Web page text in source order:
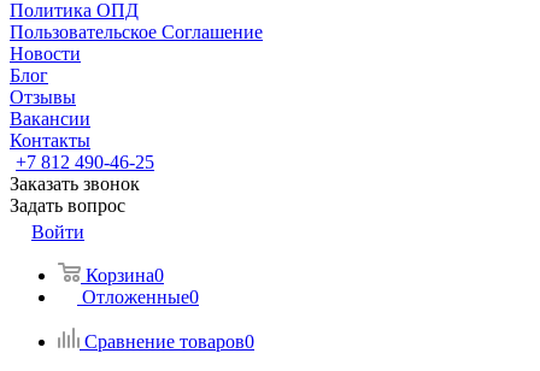
Политика ОПД
Пользовательское Соглашение
Новости
Блог
Отзывы
Вакансии
Контакты
+7 812 490-46-25
Заказать звонок
Задать вопрос
Войти
Корзина0
Отложенные0
Сравнение товаров0